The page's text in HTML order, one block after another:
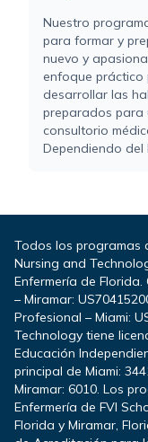
Nuestro
para formar y
nuevo y
enfoque
desarrollar las
preparados para
consultorio
Dependiendo del
Todos los programas
Nursing and
Enfermería de Florida.
– Miramar:
Profesional – Miami:
Technology tiene
Educación
principal de Miami:
Miramar: 6010. Los
Enfermería de FVI
Florida y Miramar,